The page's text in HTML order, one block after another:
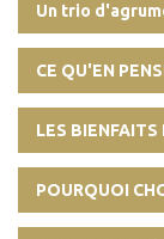
Un trio
CE QU'EN
LES BIENFAITS
POURQUOI